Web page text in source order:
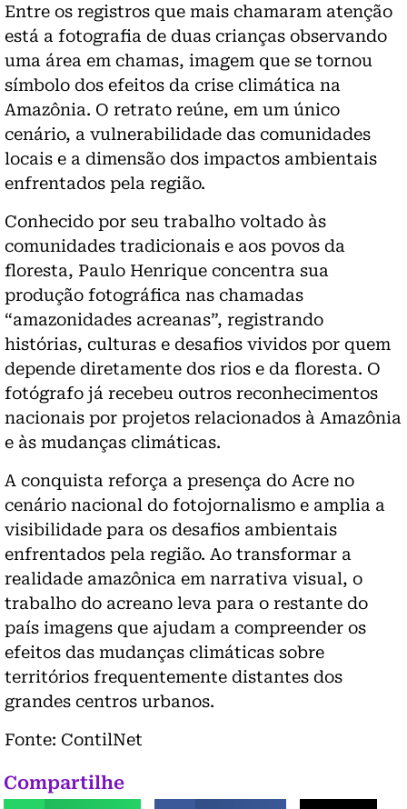
Entre os registros que mais chamaram atenção
está a fotografia de duas crianças observando
uma área em chamas, imagem que se tornou
símbolo dos efeitos da crise climática na
Amazônia. O retrato reúne, em um único
cenário, a vulnerabilidade das comunidades
locais e a dimensão dos impactos ambientais
enfrentados pela região.
Conhecido por seu trabalho voltado às
comunidades tradicionais e aos povos da
floresta, Paulo Henrique concentra sua
produção fotográfica nas chamadas
“amazonidades acreanas”, registrando
histórias, culturas e desafios vividos por quem
depende diretamente dos rios e da floresta. O
fotógrafo já recebeu outros reconhecimentos
nacionais por projetos relacionados à Amazônia
e às mudanças climáticas.
A conquista reforça a presença do Acre no
cenário nacional do fotojornalismo e amplia a
visibilidade para os desafios ambientais
enfrentados pela região. Ao transformar a
realidade amazônica em narrativa visual, o
trabalho do acreano leva para o restante do
país imagens que ajudam a compreender os
efeitos das mudanças climáticas sobre
territórios frequentemente distantes dos
grandes centros urbanos.
Fonte: ContilNet
Compartilhe